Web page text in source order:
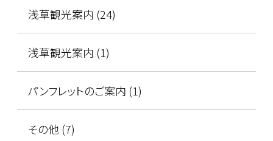
浅草観光案内 (24)
浅草観光案内 (1)
パンフレットのご案内 (1)
その他 (7)